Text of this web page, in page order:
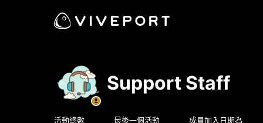
Support Staff
活動總數
最後一個活動
成員加入日期為